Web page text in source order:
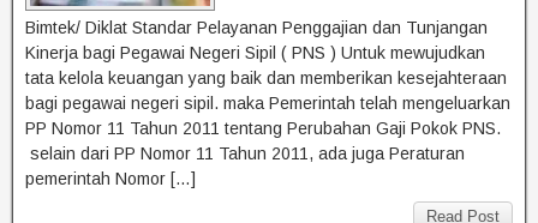
Bimtek/ Diklat Standar Pelayanan Penggajian dan Tunjangan
Kinerja bagi Pegawai Negeri Sipil ( PNS ) Untuk mewujudkan
tata kelola keuangan yang baik dan memberikan kesejahteraan
bagi pegawai negeri sipil. maka Pemerintah telah mengeluarkan
PP Nomor 11 Tahun 2011 tentang Perubahan Gaji Pokok PNS.
selain dari PP Nomor 11 Tahun 2011, ada juga Peraturan
pemerintah Nomor […]
Read Post